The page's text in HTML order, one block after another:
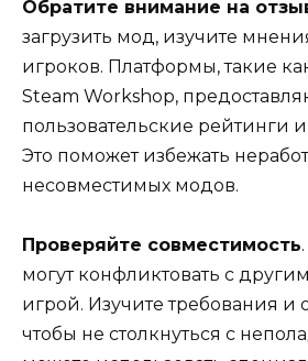
Обратите внимание на
загрузить мод, изучите
игроков. Платформы, такие
Steam Workshop,
пользовательские рейтинги
Это поможет избежать
несовместимых модов.
Проверяйте совместимость
могут конфликтовать с
игрой. Изучите требования и
чтобы не столкнуться с